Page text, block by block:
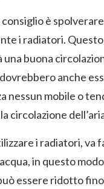
è spolverare
i radiatori. Questo
buona
anche
nessun mobile o
circolazione
i radiatori, va
in questo
essere ridotto fino